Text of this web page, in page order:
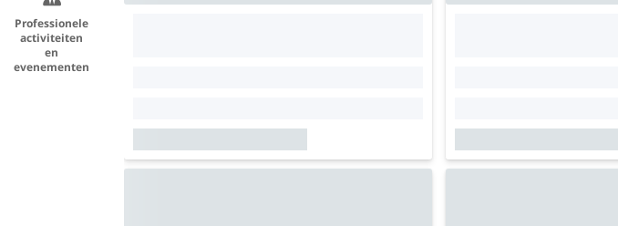
Professionele
activiteiten
en
evenementen